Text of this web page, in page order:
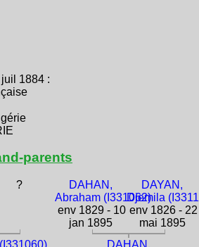
1884 :
parents
?
DAHAN,
Abraham (I331062)
env 1829 - 10
jan 1895
DAYAN,
Djemila
env 1826 - 22
mai 1895
DAHAN,